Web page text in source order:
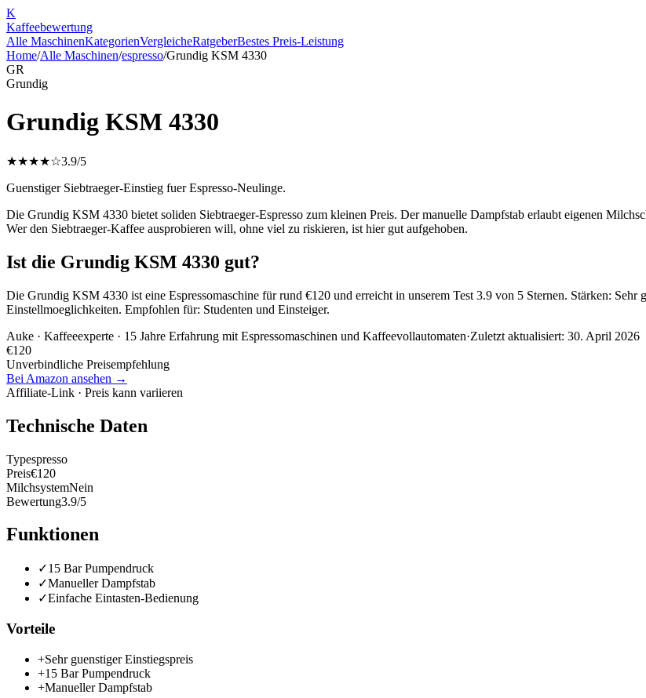
K
Kaffeebewertung
Alle MaschinenKategorienVergleicheRatgeberBestes Preis-Leistung
Home/Alle Maschinen/espresso/Grundig KSM 4330
GR
Grundig
Grundig KSM 4330
★★★★☆3.9/5
Guenstiger Siebtraeger-Einstieg fuer Espresso-Neulinge.
Die Grundig KSM 4330 bietet soliden Siebtraeger-Espresso zum kleinen Preis. Der manuelle Dampfstab erlaubt eigenen
Wer den Siebtraeger-Kaffee ausprobieren will, ohne viel zu riskieren, ist hier gut aufgehoben.
Ist die Grundig KSM 4330 gut?
Die Grundig KSM 4330 ist eine Espressomaschine für rund €120 und erreicht in unserem Test 3.9 von 5 Sternen. Stärken:
Einstellmoeglichkeiten. Empfohlen für: Studenten und Einsteiger.
Auke · Kaffeeexperte · 15 Jahre Erfahrung mit Espressomaschinen und Kaffeevollautomaten·Zuletzt aktualisiert: 30. April 2026
€120
Unverbindliche Preisempfehlung
Bei Amazon ansehen →
Affiliate-Link · Preis kann variieren
Technische Daten
Typespresso
Preis€120
MilchsystemNein
Bewertung3.9/5
Funktionen
✓15 Bar Pumpendruck
✓Manueller Dampfstab
✓Einfache Eintasten-Bedienung
Vorteile
+Sehr guenstiger Einstiegspreis
+15 Bar Pumpendruck
+Manueller Dampfstab